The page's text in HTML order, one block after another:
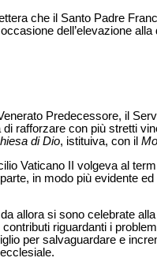
che il Santo Padre
dell’elevazione
Predecessore, il
rafforzare con più stretti
di Dio, istituiva, con il
Vaticano II volgeva al
in modo più evidente
allora si sono celebrate
riguardanti i
per salvaguardare e